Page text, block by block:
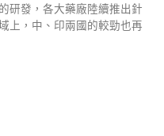
研發，各大藥廠陸續推出針
上，中、印兩國的較勁也再